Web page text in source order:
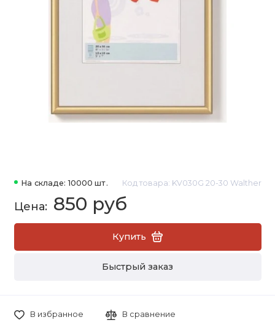
На складе: 10000 шт. Код товара: KV030G 20-30 Walther
850 руб
Купить
Быстрый заказ
В избранное В сравнение